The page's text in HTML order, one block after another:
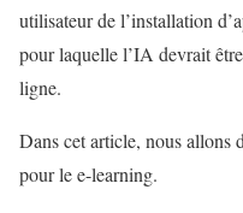
utilisateur de l’installation
pour laquelle l’IA devrait
ligne.
Dans cet article, nous allons
pour le e-learning.